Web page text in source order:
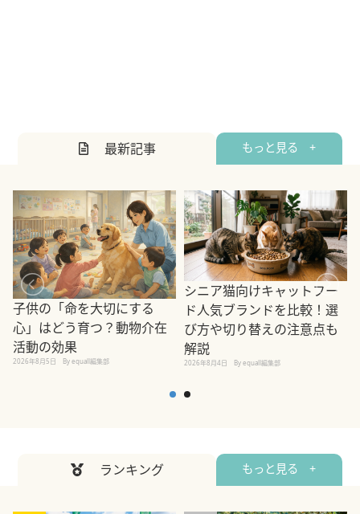
最新記事 もっと見る +
子供の「命を大切にする
心」はどう育つ？動物介在
活動の効果
2026年8月5日 By equall編集部
シニア猫向けキャットフー
ド人気ブランドを比較！選
び方や切り替えの注意点も
解説
2026年8月4日 By equall編集部
ランキング もっと見る +